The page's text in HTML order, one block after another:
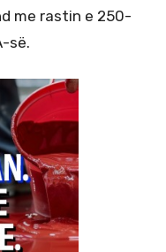
me rastin e 250-
së.